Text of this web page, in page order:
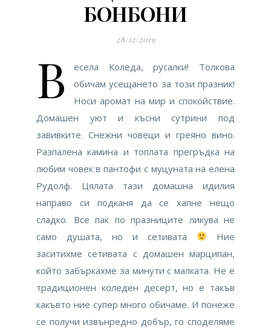
БОНБОНИ
28/12/2019
В
есела Коледа, русалки! Толкова
обичам усещането за този празник!
Носи аромат на мир и спокойствие.
Домашен уют и късни сутрини под
завивките. Снежни човеци и греяно вино.
Разпалена камина и топлата прегръдка на
любим човек в пантофи с муцуната на елена
Рудолф. Цялата тази домашна идилия
направо си подканя да се хапне нещо
сладко. Все пак по празниците ликува не
само душата, но и сетивата
Ние
заситихме сетивата с домашен марципан,
който забъркахме за минути с малката. Не е
традиционен коледен десерт, но е такъв
какъвто ние супер много обичаме. И понеже
се получи извънредно добър, го споделяме